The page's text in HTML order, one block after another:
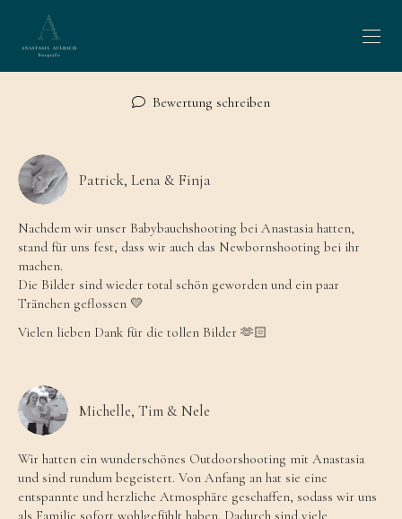
Bewertung schreiben
Patrick, Lena & Finja
Nachdem wir unser Babybauchshooting bei Anastasia hatten,
stand für uns fest, dass wir auch das Newbornshooting bei ihr
machen.
Die Bilder sind wieder total schön geworden und ein paar
Tränchen geflossen 💛
Vielen lieben Dank für die tollen Bilder 🫶🏻
Michelle, Tim & Nele
Wir hatten ein wunderschönes Outdoorshooting mit Anastasia
und sind rundum begeistert. Von Anfang an hat sie eine
entspannte und herzliche Atmosphäre geschaffen, sodass wir uns
als Familie sofort wohlgefühlt haben. Dadurch sind viele